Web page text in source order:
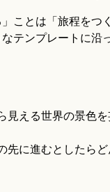
」ことは「旅程をつ
テンプレートに沿
見える世界の景色
先に進むとしたら